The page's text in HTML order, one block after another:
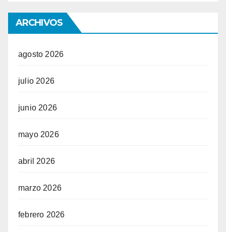
ARCHIVOS
agosto 2026
julio 2026
junio 2026
mayo 2026
abril 2026
marzo 2026
febrero 2026